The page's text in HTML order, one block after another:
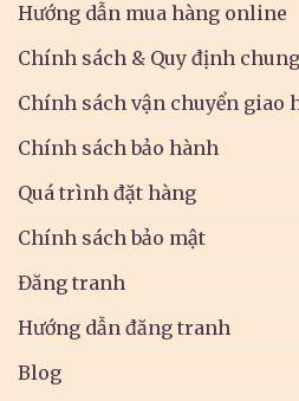
Hướng dẫn mua hàng online
Chính sách & Quy định chung
Chính sách vận chuyển giao
Chính sách bảo hành
Quá trình đặt hàng
Chính sách bảo mật
Đăng tranh
Hướng dẫn đăng tranh
Blog